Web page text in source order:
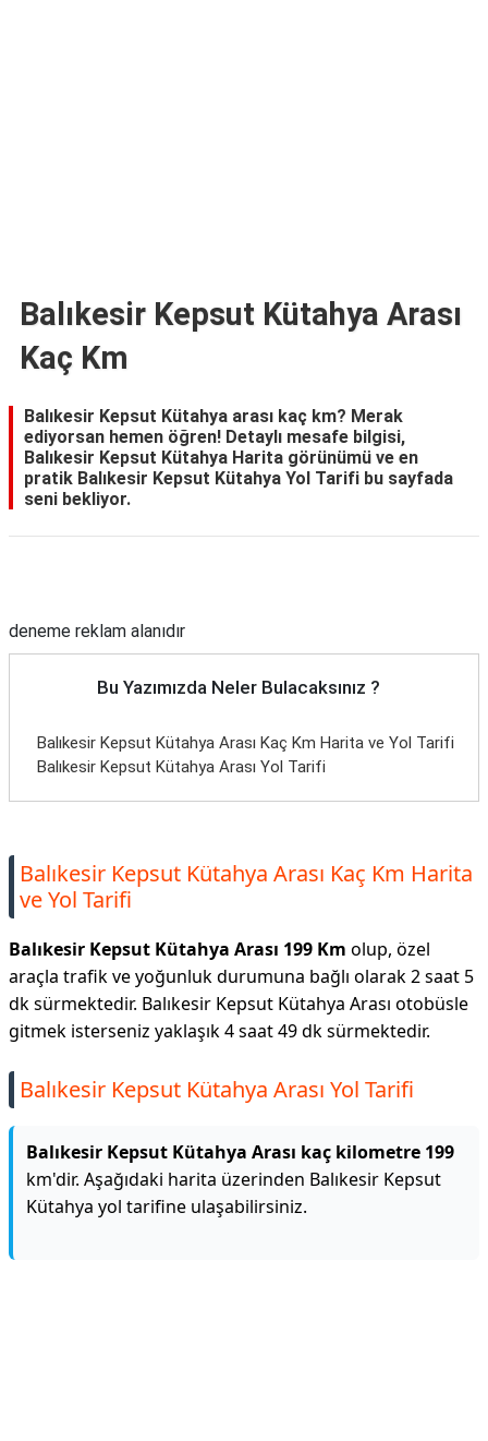
Balıkesir Kepsut Kütahya Arası
Kaç Km
Balıkesir Kepsut Kütahya arası kaç km? Merak
ediyorsan hemen öğren! Detaylı mesafe bilgisi,
Balıkesir Kepsut Kütahya Harita görünümü ve en
pratik Balıkesir Kepsut Kütahya Yol Tarifi bu sayfada
seni bekliyor.
deneme reklam alanıdır
Bu Yazımızda Neler Bulacaksınız ?
Balıkesir Kepsut Kütahya Arası Kaç Km Harita ve Yol Tarifi
Balıkesir Kepsut Kütahya Arası Yol Tarifi
Balıkesir Kepsut Kütahya Arası Kaç Km Harita
ve Yol Tarifi
Balıkesir Kepsut Kütahya Arası 199 Km olup, özel
araçla trafik ve yoğunluk durumuna bağlı olarak 2 saat 5
dk sürmektedir. Balıkesir Kepsut Kütahya Arası otobüsle
gitmek isterseniz yaklaşık 4 saat 49 dk sürmektedir.
Balıkesir Kepsut Kütahya Arası Yol Tarifi
Balıkesir Kepsut Kütahya Arası kaç kilometre 199
km'dir. Aşağıdaki harita üzerinden Balıkesir Kepsut
Kütahya yol tarifine ulaşabilirsiniz.